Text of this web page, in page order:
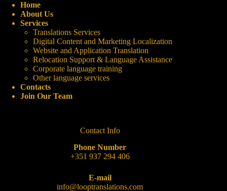
Home
About Us
Services
Translations Services
Digital Content and Marketing Localization
Website and Application Translation
Relocation Support & Language Assistance
Corporate language training
Other language services
Contacts
Join Our Team
Contact Info
Phone Number
+351 937 294 406
E-mail
info@looptranslations.com